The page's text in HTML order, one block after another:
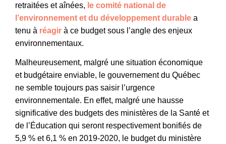
retraitées et aînées, le comité national de
l’environnement et du développement durable a
tenu à réagir à ce budget sous l’angle des enjeux
environnementaux.
Malheureusement, malgré une situation économique
et budgétaire enviable, le gouvernement du Québec
ne semble toujours pas saisir l’urgence
environnementale. En effet, malgré une hausse
significative des budgets des ministères de la Santé et
de l’Éducation qui seront respectivement bonifiés de
5,9 % et 6,1 % en 2019-2020, le budget du ministère